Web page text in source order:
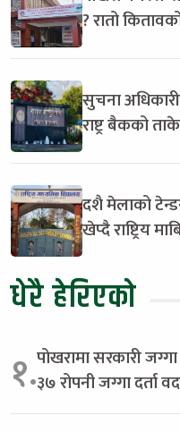
? रातो
सुचना अधिकारी
राष्ट्र बैकको
दशै मेलाको
खेप्दै राष्ट्रिय
धेरै हेरिएको
१.पोखरामा सरकारी
३७ रोपनी जग्गा दर्ता